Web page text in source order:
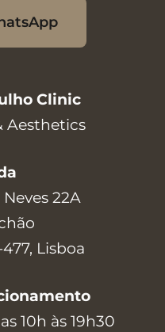
Clinic
Aesthetics
22A
Lisboa
10h às 19h30